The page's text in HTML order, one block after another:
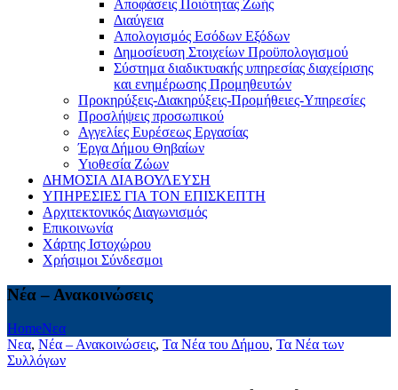
Αποφάσεις Ποιότητας Ζωής
Διαύγεια
Απολογισμός Εσόδων Εξόδων
Δημοσίευση Στοιχείων Προϋπολογισμού
Σύστημα διαδικτυακής υπηρεσίας διαχείρισης
και ενημέρωσης Προμηθευτών
Προκηρύξεις-Διακηρύξεις-Προμήθειες-Υπηρεσίες
Προσλήψεις προσωπικού
Αγγελίες Ευρέσεως Εργασίας
Έργα Δήμου Θηβαίων
Υιοθεσία Ζώων
ΔΗΜΟΣΙΑ ΔΙΑΒΟΥΛΕΥΣΗ
ΥΠΗΡΕΣΙΕΣ ΓΙΑ ΤΟΝ ΕΠΙΣΚΕΠΤΗ
Αρχιτεκτονικός Διαγωνισμός
Επικοινωνία
Χάρτης Ιστοχώρου
Χρήσιμοι Σύνδεσμοι
Νέα – Ανακοινώσεις
HomeΝεα
Νεα, Νέα – Ανακοινώσεις, Τα Νέα του Δήμου, Τα Νέα των
Συλλόγων